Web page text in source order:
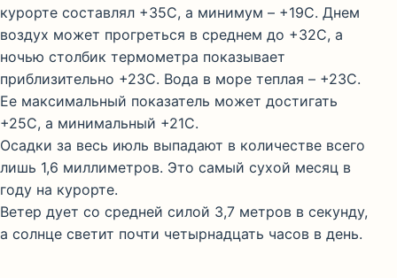
курорте составлял +35С, а минимум – +19С. Днем
воздух может прогреться в среднем до +32С, а
ночью столбик термометра показывает
приблизительно +23С. Вода в море теплая – +23С.
Ее максимальный показатель может достигать
+25С, а минимальный +21С.
Осадки за весь июль выпадают в количестве всего
лишь 1,6 миллиметров. Это самый сухой месяц в
году на курорте.
Ветер дует со средней силой 3,7 метров в секунду,
а солнце светит почти четырнадцать часов в день.